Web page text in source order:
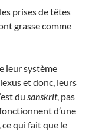
prises de têtes
grasse comme
leur système
et donc, leurs
du sanskrit, pas
d’une
qui fait que le